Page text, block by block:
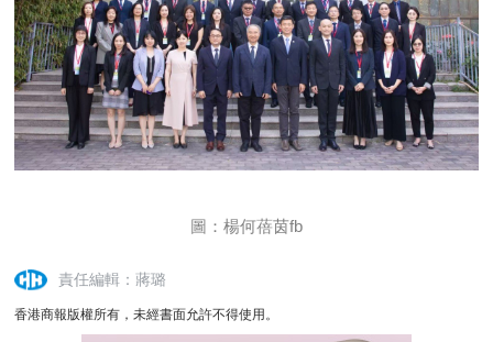
圖：楊何蓓茵fb
責任編輯：蔣璐
香港商報版權所有，未經書面允許不得使用。